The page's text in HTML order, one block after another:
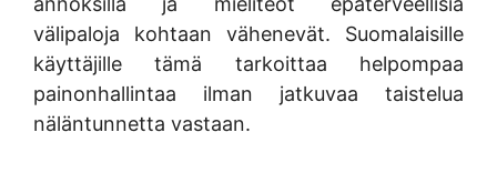
välipaloja kohtaan vähenevät. Suomalaisille
käyttäjille tämä tarkoittaa helpompaa
painonhallintaa ilman jatkuvaa taistelua
näläntunnetta vastaan.